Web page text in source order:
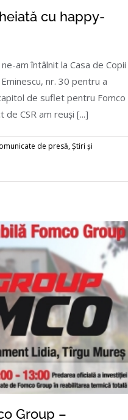
cu happy-end
cu happy-
am întâlnit la Casa de Copii
nr. 30 pentru a
de suflet pentru Fomco
CSR am reuși [...]
de presă,Știri și
Group –